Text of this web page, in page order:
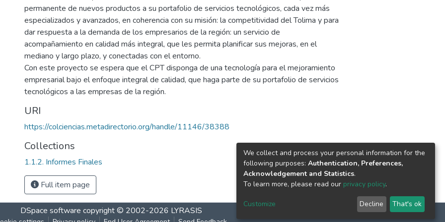
permanente de nuevos productos a su portafolio de servicios tecnológicos, cada vez más
especializados y avanzados, en coherencia con su misión: la competitividad del Tolima y para
dar respuesta a la demanda de los empresarios de la región: un servicio de
acompañamiento en calidad más integral, que les permita planificar sus mejoras, en el
mediano y largo plazo, y conectadas con el entorno.
Con este proyecto se espera que el CPT disponga de una tecnología para el mejoramiento
empresarial bajo el enfoque integral de calidad, que haga parte de su portafolio de servicios
tecnológicos a las empresas de la región.
URI
https://colciencias.metadirectorio.org/handle/11146/38388
Collections
1.1.2. Informes Finales
Full item page
DSpace software copyright © 2002-2026 LYRASIS
We collect and process your personal information for the
following purposes: Authentication, Preferences,
Acknowledgement and Statistics.
To learn more, please read our privacy policy.
Customize Decline That's ok